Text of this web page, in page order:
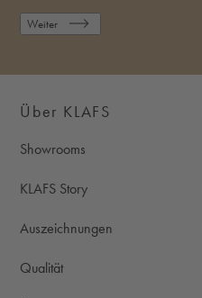
Weiter
Über KLAFS
Showrooms
KLAFS Story
Auszeichnungen
Qualität